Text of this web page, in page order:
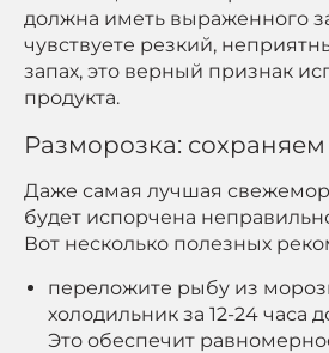
должна иметь выраженного
чувствуете резкий,
запах, это верный признак
продукта.
Разморозка: сохраняем
Даже самая лучшая
будет испорчена
Вот несколько полезных
переложите рыбу из
холодильник за 12-24 часа
Это обеспечит